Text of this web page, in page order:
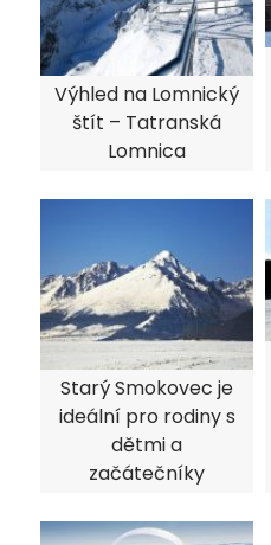
Výhled na Lomnický
štít – Tatranská
Lomnica
Starý Smokovec je
ideální pro rodiny s
dětmi a
začátečníky